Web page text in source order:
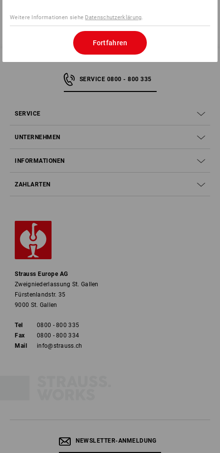
SERVICE 0800 - 800 335
SERVICE
UNTERNEHMEN
INFORMATIONEN
ZAHLARTEN
Strauss Europe AG
Zweigniederlassung St. Gallen
Fürstenlandstr. 35
9000 St. Gallen
Tel
0800 - 800 335
Fax
0800 - 800 334
Mail
info@strauss.ch
NEWSLETTER-ANMELDUNG
Weitere Informationen siehe Datenschutzerklärung
Fortfahren